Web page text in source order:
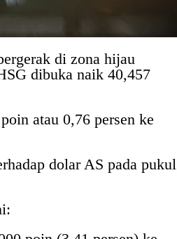
di zona hijau
dibuka naik 40,457
atau 0,76 persen ke
dolar AS pada pukul